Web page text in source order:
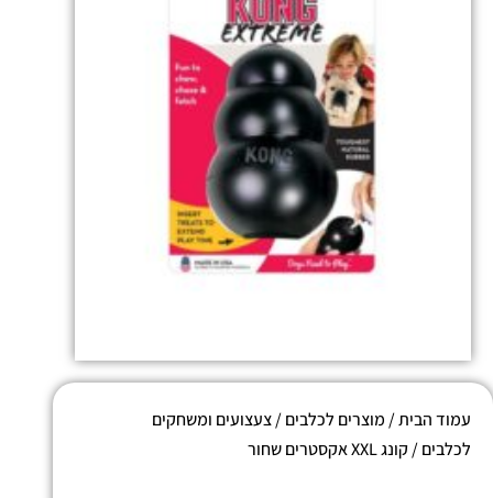
עמוד הבית/ מוצרים לכלבים/צעצועים ומשחקים
לכלבים/ קונג XXL אקסטרים שחור